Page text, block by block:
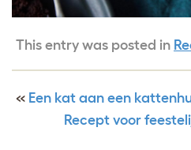
This entry was posted in
« Een kat aan een
Recept voor